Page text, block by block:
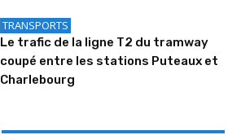
TRANSPORTS
Le trafic de la ligne T2 du tramway
coupé entre les stations Puteaux et
Charlebourg